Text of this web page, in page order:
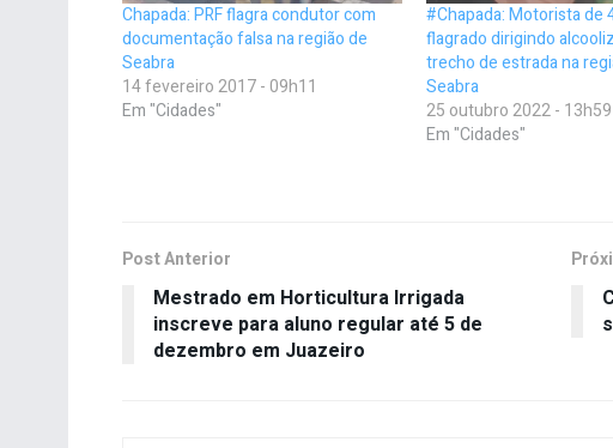
Chapada: PRF flagra condutor com
documentação falsa na região de
Seabra
14 fevereiro 2017 - 09h11
Em "Cidades"
#Chapada: Motorista de
flagrado dirigindo
trecho de estrada na
Seabra
25 outubro 2022 - 13h59
Em "Cidades"
Post Anterior
Mestrado em Horticultura Irrigada
inscreve para aluno regular até 5 de
dezembro em Juazeiro